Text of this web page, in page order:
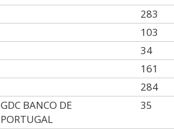
283
103
34
161
284
GDC BANCO DE
PORTUGAL
35